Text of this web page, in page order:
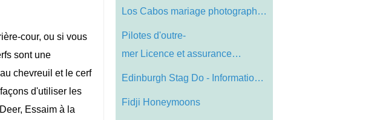
cour, ou si vous
sont une
chevreuil et le cerf
d'utiliser les
Essaim à la
Los Cabos mariage photographer- Ils sont…
Pilotes d'outre-
mer Licence et assurance…
Edinburgh Stag Do - Information pour org…
Fidji Honeymoons